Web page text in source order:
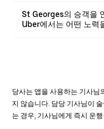
St Georges의 승객을
Uber에서는 어떤 노력
당사는 앱을 사용하는 기사님
지 않습니다. 담당 기사님이
는 경우, 기사님에게 즉시 운